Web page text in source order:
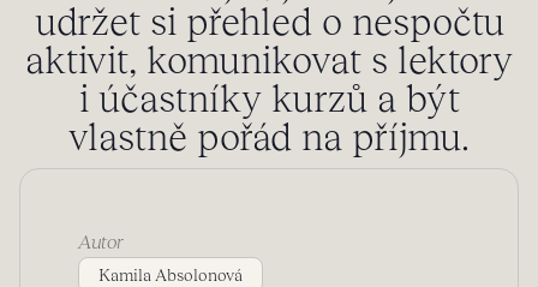
udržet si přehled o nespočtu
aktivit, komunikovat s lektory
i účastníky kurzů a být
vlastně pořád na příjmu.
Autor
Kamila Absolonová